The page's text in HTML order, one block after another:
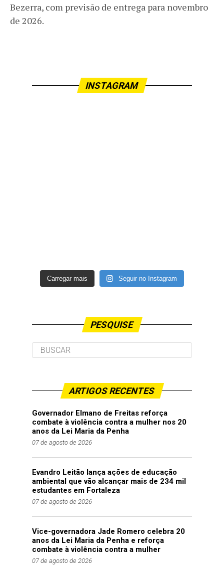
Bezerra, com previsão de entrega para novembro
de 2026.
INSTAGRAM
Carregar mais Seguir no Instagram
PESQUISE
ARTIGOS RECENTES
Governador Elmano de Freitas reforça
combate à violência contra a mulher nos 20
anos da Lei Maria da Penha
07 de agosto de 2026
Evandro Leitão lança ações de educação
ambiental que vão alcançar mais de 234 mil
estudantes em Fortaleza
07 de agosto de 2026
Vice-governadora Jade Romero celebra 20
anos da Lei Maria da Penha e reforça
combate à violência contra a mulher
07 de agosto de 2026